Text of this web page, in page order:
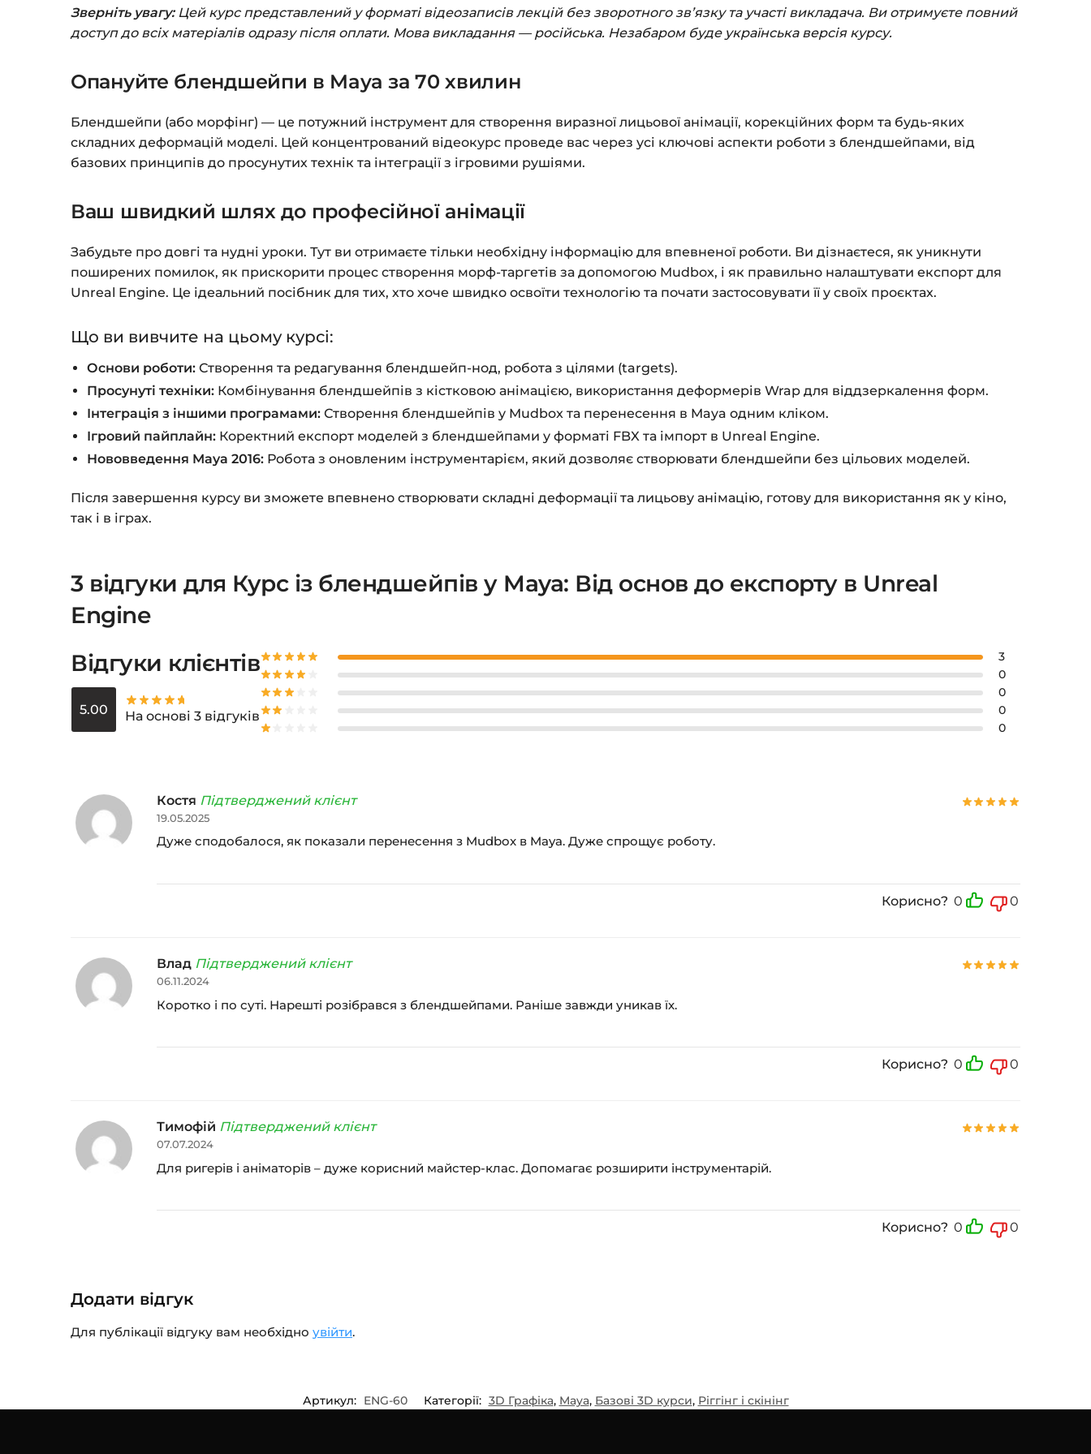
Оплатіть зручним способом (більше 8 способів оплати).
Додатково посилання на курс прийде вам на email.
Питання?Пишіть наinfo@siluette.com.uaабо в чат на сайті.
Зверніть увагу:Цей курс представлений у форматі відеозаписів лекцій без зворотного зв’язку та участі викладача. Ви отримуєте повний
доступ до всіх матеріалів одразу після оплати. Мова викладання — російська. Незабаром буде українська версія курсу.
Опануйте блендшейпи в Maya за 70 хвилин
Блендшейпи (або морфінг) — це потужний інструмент для створення виразної лицьової анімації, корекційних форм та будь-яких
складних деформацій моделі. Цей концентрований відеокурс проведе вас через усі ключові аспекти роботи з блендшейпами, від
базових принципів до просунутих технік та інтеграції з ігровими рушіями.
Ваш швидкий шлях до професійної анімації
Забудьте про довгі та нудні уроки. Тут ви отримаєте тільки необхідну інформацію для впевненої роботи. Ви дізнаєтеся, як уникнути
поширених помилок, як прискорити процес створення морф-таргетів за допомогою Mudbox, і як правильно налаштувати експорт для
Unreal Engine. Це ідеальний посібник для тих, хто хоче швидко освоїти технологію та почати застосовувати її у своїх проєктах.
Що ви вивчите на цьому курсі:
Основи роботи: Створення та редагування блендшейп-нод, робота з цілями (targets).
Просунуті техніки: Комбінування блендшейпів з кістковою анімацією, використання деформерів Wrap для віддзеркалення форм.
Інтеграція з іншими програмами: Створення блендшейпів у Mudbox та перенесення в Maya одним кліком.
Ігровий пайплайн: Коректний експорт моделей з блендшейпами у форматі FBX та імпорт в Unreal Engine.
Нововведення Maya 2016: Робота з оновленим інструментарієм, який дозволяє створювати блендшейпи без цільових моделей.
Після завершення курсу ви зможете впевнено створювати складні деформації та лицьову анімацію, готову для використання як у кіно,
так і в іграх.
3 відгуки для Курс із блендшейпів у Maya: Від основ до експорту в Unreal
Engine
Відгуки клієнтів
5.00 На основі 3 відгуків
3
0
0
0
0
Костя Підтверджений клієнт
19.05.2025
Дуже сподобалося, як показали перенесення з Mudbox в Maya. Дуже спрощує роботу.
Корисно? 0 0
Влад Підтверджений клієнт
06.11.2024
Коротко і по суті. Нарешті розібрався з блендшейпами. Раніше завжди уникав їх.
Корисно? 0 0
Тимофій Підтверджений клієнт
07.07.2024
Для ригерів і аніматорів – дуже корисний майстер-клас. Допомагає розширити інструментарій.
Корисно? 0 0
Додати відгук
Для публікації відгуку вам необхідноувійти.
Артикул: ENG-60 Категорії: 3D Графіка, Maya, Базові 3D курси, Ріггінг і скінінг